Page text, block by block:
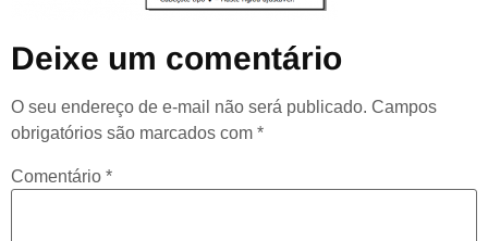
Deixe um comentário
O seu endereço de e-mail não será publicado. Campos
obrigatórios são marcados com *
Comentário *